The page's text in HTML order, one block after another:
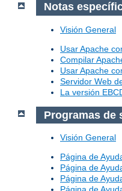
Notas
Visión General
Usar Apache
Compilar
Usar Apache
Servidor Web
La versión
Programas de
Visión General
Página de
Página de
Página de